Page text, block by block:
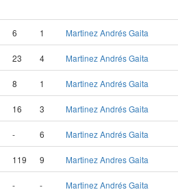
6 1 Martinez Andrés Gaita
23 4 Martinez Andrés Gaita
8 1 Martinez Andrés Gaita
16 3 Martinez Andrés Gaita
- 6 Martinez Andrés Gaita
119 9 Martinez Andres Gaita
- - Martinez Andrés Gaita